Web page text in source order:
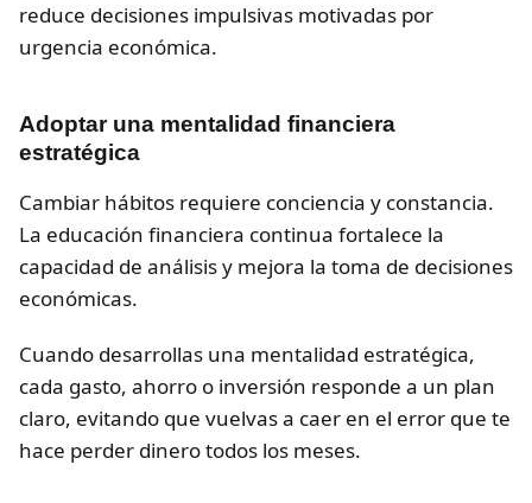
reduce decisiones impulsivas motivadas por
urgencia económica.
Adoptar una mentalidad financiera
estratégica
Cambiar hábitos requiere conciencia y constancia.
La educación financiera continua fortalece la
capacidad de análisis y mejora la toma de decisiones
económicas.
Cuando desarrollas una mentalidad estratégica,
cada gasto, ahorro o inversión responde a un plan
claro, evitando que vuelvas a caer en el error que te
hace perder dinero todos los meses.